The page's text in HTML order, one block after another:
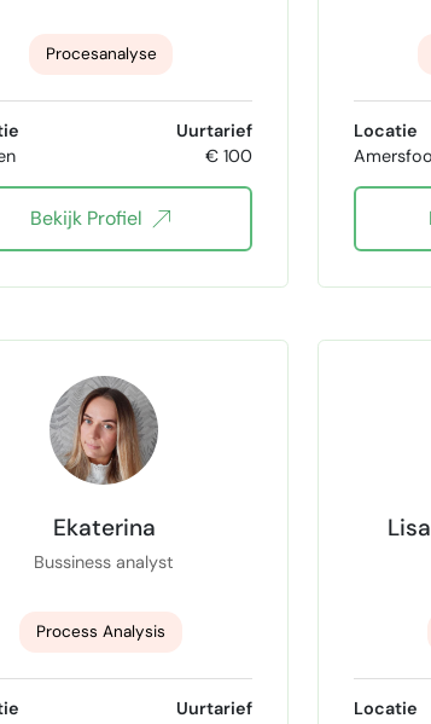
Procesanalyse
Workflow optimalisatie
Automation GenAI
n8n Automation
process improvement
Uurtarief
€ 100
Bekijk Profiel
Locatie
Ekaterina
Bussiness analyst
Process Analysis
Uurtarief
Locatie